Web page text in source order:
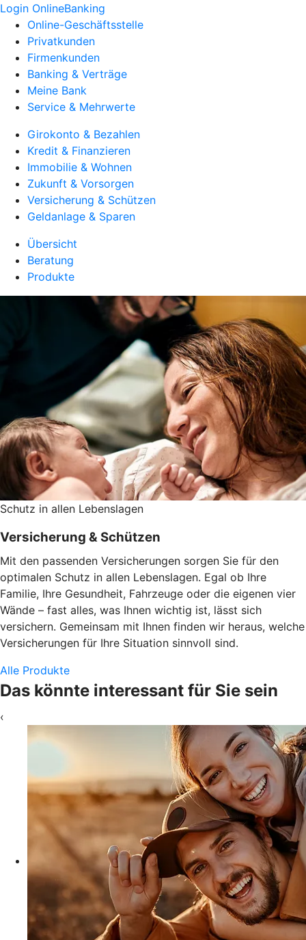
Login OnlineBanking
Online-Geschäftsstelle
Privatkunden
Firmenkunden
Banking & Verträge
Meine Bank
Service & Mehrwerte
Girokonto & Bezahlen
Kredit & Finanzieren
Immobilie & Wohnen
Zukunft & Vorsorgen
Versicherung & Schützen
Geldanlage & Sparen
Übersicht
Beratung
Produkte
Schutz in allen Lebenslagen
Versicherung & Schützen
Mit den passenden Versicherungen sorgen Sie für den
optimalen Schutz in allen Lebenslagen. Egal ob Ihre
Familie, Ihre Gesundheit, Fahrzeuge oder die eigenen vier
Wände – fast alles, was Ihnen wichtig ist, lässt sich
versichern. Gemeinsam mit Ihnen finden wir heraus, welche
Versicherungen für Ihre Situation sinnvoll sind.
Alle Produkte
Das könnte interessant für Sie sein
‹